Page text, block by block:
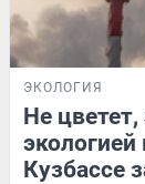
ЭКОЛОГИЯ
Не
Кузбассе